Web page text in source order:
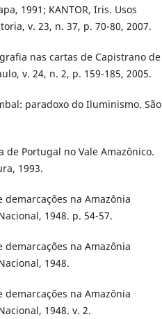
1991; KANTOR, Iris. Usos
v. 23, n. 37, p. 70-80, 2007.
nas cartas de Capistrano de
v. 24, n. 2, p. 159-185, 2005.
paradoxo do Iluminismo. São
de Portugal no Vale Amazônico.
1993.
demarcações na Amazônia
1948. p. 54-57.
demarcações na Amazônia
1948.
demarcações na Amazônia
1948. v. 2.